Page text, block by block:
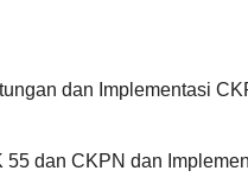
dan Implementasi
dan CKPN dan